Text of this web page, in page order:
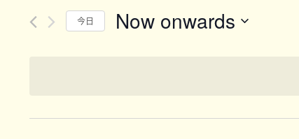
今日 Now onwards